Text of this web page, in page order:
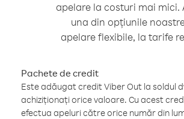
apelare la costuri mai mici.
una din opțiunile
apelare flexibile, la tarife
Pachete de credit
Este adăugat credit Viber Out la soldul
achiziționați orice valoare. Cu acest
efectua apeluri către orice număr din